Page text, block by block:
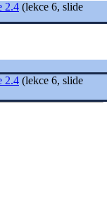
2.4 (lekce 6, slide
2.4 (lekce 6, slide